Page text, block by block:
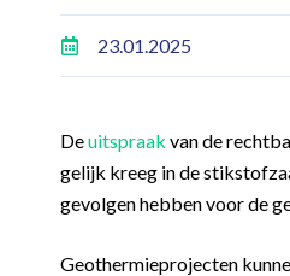
23.01.2025
Deuitspraak van de
gelijk kreeg in de
gevolgen hebben voor de
Geothermieprojecten